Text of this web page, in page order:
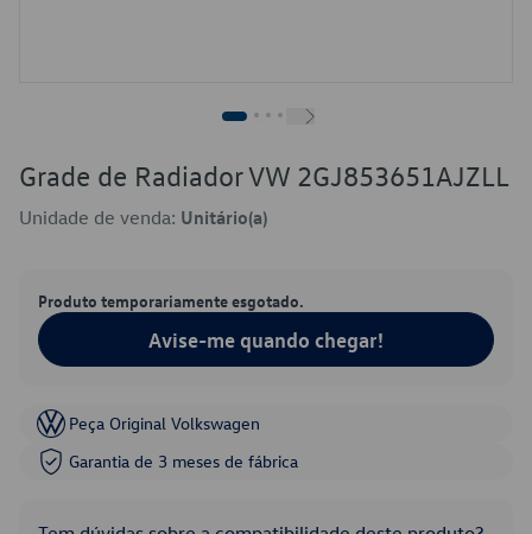
Grade de Radiador VW 2GJ853651AJZLL
Unidade de venda: Unitário(a)
Produto temporariamente esgotado.
Avise-me quando chegar!
Peça Original Volkswagen
Garantia de 3 meses de fábrica